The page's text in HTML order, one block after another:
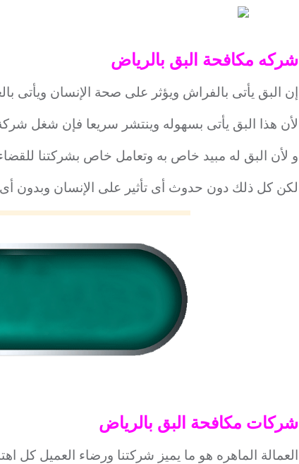
شركه مكافحة البق بالرياض
إن البق يأتى بالفراش ويؤثر على صحة الإنسان ويأتى
لأن هذا البق يأتى بسهوله وينتشر سريعا فإن شغل
و لأن البق له مبيد خاص به وتعامل خاص بشركتنا
لكن كل ذلك دون حدوث أى تأثير على الإنسان وبدون أى
شركات مكافحة البق بالرياض
العمالة الماهره هو ما يميز شركتنا ورضاء العميل كل